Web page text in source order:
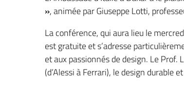
», animée par Giuseppe Lotti,
La conférence, qui aura lieu le
est gratuite et s’adresse
et aux passionnés de design. Le
(d’Alessi à Ferrari), le design durable